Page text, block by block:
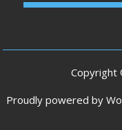
Copyright
Proudly powered by